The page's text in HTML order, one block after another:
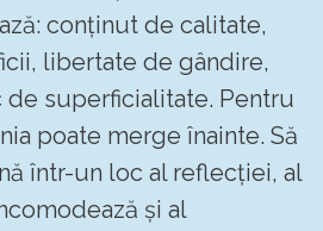
conținut de calitate,
libertate de gândire,
superficialitate. Pentru
poate merge înainte. Să
într-un loc al reflecției, al
și al